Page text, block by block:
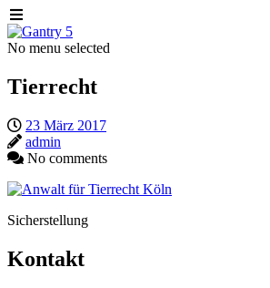
No menu selected
Tierrecht
23 März 2017
admin
No comments
Sicherstellung
Kontakt